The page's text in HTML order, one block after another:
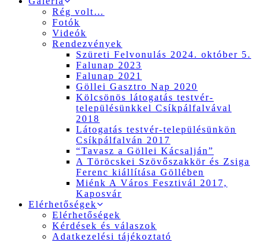
Rég volt…
Fotók
Videók
Rendezvények
Szüreti Felvonulás 2024. október 5.
Falunap 2023
Falunap 2021
Göllei Gasztro Nap 2020
Kölcsönös látogatás testvér-
településünkkel Csíkpálfalvával
2018
Látogatás testvér-településünkön
Csíkpálfalván 2017
“Tavasz a Göllei Kácsalján”
A Töröcskei Szövőszakkör és Zsiga
Ferenc kiállítása Göllében
Miénk A Város Fesztivál 2017,
Kaposvár
Elérhetőségek
Elérhetőségek
Kérdések és válaszok
Adatkezelési tájékoztató